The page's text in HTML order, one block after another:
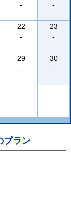
-
-
22
-
23
-
29
-
30
-
プラン